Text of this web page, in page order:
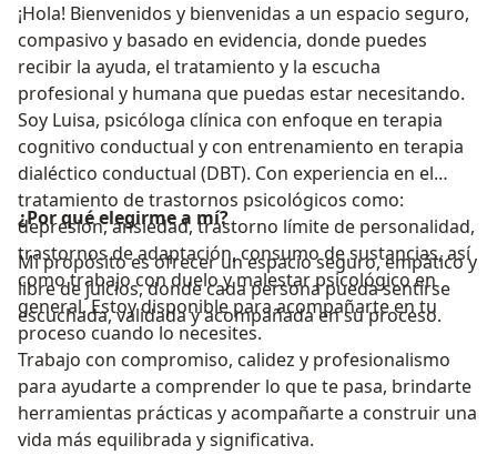
¡Hola! Bienvenidos y bienvenidas a un espacio seguro,
compasivo y basado en evidencia, donde puedes
recibir la ayuda, el tratamiento y la escucha
profesional y humana que puedas estar necesitando.
Soy Luisa, psicóloga clínica con enfoque en terapia
cognitivo conductual y con entrenamiento en terapia
dialéctico conductual (DBT). Con experiencia en el
tratamiento de trastornos psicológicos como:
depresión, ansiedad, trastorno límite de personalidad,
trastornos de adaptación, consumo de sustancias, así
como trabajo con duelo y malestar psicológico en
general. Estoy disponible para acompañarte en tu
proceso cuando lo necesites.
¿Por qué elegirme a mí?
Mi propósito es ofrecer un espacio seguro, empático y
libre de juicios, donde cada persona pueda sentirse
escuchada, validada y acompañada en su proceso.
Trabajo con compromiso, calidez y profesionalismo
para ayudarte a comprender lo que te pasa, brindarte
herramientas prácticas y acompañarte a construir una
vida más equilibrada y significativa.